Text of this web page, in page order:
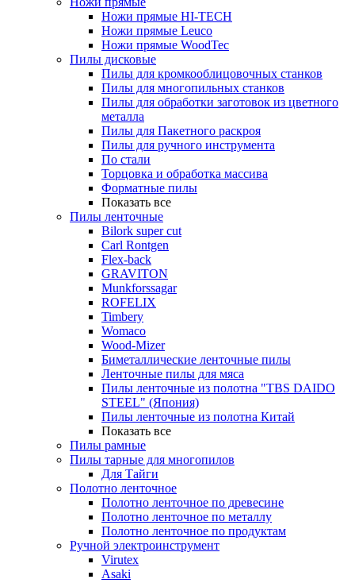
Ножи прямые HI-TECH
Ножи прямые Leuco
Ножи прямые WoodTec
Пилы дисковые
Пилы для кромкооблицовочных станков
Пилы для многопильных станков
Пилы для обработки заготовок из цветного
металла
Пилы для Пакетного раскроя
Пилы для ручного инструмента
По стали
Торцовка и обработка массива
Форматные пилы
Показать все
Пилы ленточные
Bilork super cut
Carl Rontgen
Flex-back
GRAVITON
Munkforssagar
ROFELIX
Timbery
Womaco
Wood-Mizer
Биметаллические ленточные пилы
Ленточные пилы для мяса
Пилы ленточные из полотна "TBS DAIDO
STEEL" (Япония)
Пилы ленточные из полотна Китай
Показать все
Пилы рамные
Пилы тарные для многопилов
Для Тайги
Полотно ленточное
Полотно ленточное по древесине
Полотно ленточное по металлу
Полотно ленточное по продуктам
Ручной электроинструмент
Virutex
Asaki